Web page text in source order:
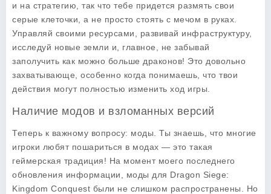
и на стратегию, так что тебе придется размять свои
серые клеточки, а не просто стоять с мечом в руках.
Управляй своими ресурсами, развивай инфраструктуру,
исследуй новые земли и, главное, не забывай
заполучить как можно больше драконов! Это довольно
захватывающе, особенно когда понимаешь, что твои
действия могут полностью изменить ход игры.
Наличие модов и взломанных версий
Теперь к важному вопросу: моды. Ты знаешь, что многие
игроки любят пошариться в модах — это такая
геймерская традиция! На момент моего последнего
обновления информации, моды для Dragon Siege:
Kingdom Conquest были не слишком распространены. Но